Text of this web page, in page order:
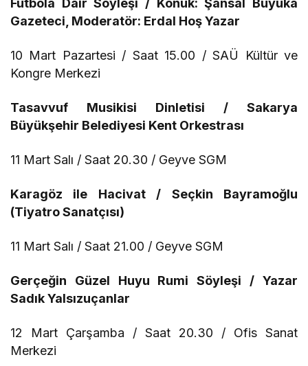
Futbola Dair Söyleşi / Konuk: Şansal Büyüka
Gazeteci, Moderatör: Erdal Hoş Yazar
10 Mart Pazartesi / Saat 15.00 / SAÜ Kültür ve
Kongre Merkezi
Tasavvuf Musikisi Dinletisi / Sakarya
Büyükşehir Belediyesi Kent Orkestrası
11 Mart Salı / Saat 20.30 / Geyve SGM
Karagöz ile Hacivat / Seçkin Bayramoğlu
(Tiyatro Sanatçısı)
11 Mart Salı / Saat 21.00 / Geyve SGM
Gerçeğin Güzel Huyu Rumi Söyleşi / Yazar
Sadık Yalsızuçanlar
12 Mart Çarşamba / Saat 20.30 / Ofis Sanat
Merkezi